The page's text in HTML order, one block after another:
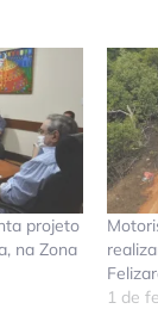
projeto
na Zona
1 de